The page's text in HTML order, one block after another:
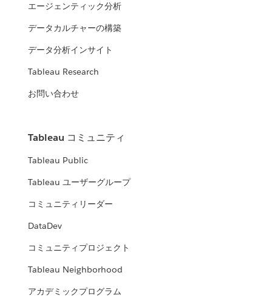
エージェンティック分析
データカルチャーの構築
データ分析インサイト
Tableau Research
お問い合わせ
Tableau コミュニティ
Tableau Public
Tableau ユーザーグループ
コミュニティリーダー
DataDev
コミュニティプロジェクト
Tableau Neighborhood
アカデミックプログラム